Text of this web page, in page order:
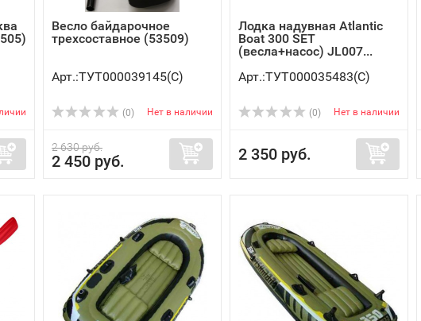
Весло байдарочное
трехсоставное (53509)
Арт.:ТУТ000039145(C)
(0) Нет в наличии
2 630 руб.
2 450 руб.
Лодка надувная Atlantic
Boat 300 SET
(весла+насос) JL007...
Арт.:ТУТ000035483(C)
(0) Нет в наличии
2 350 руб.